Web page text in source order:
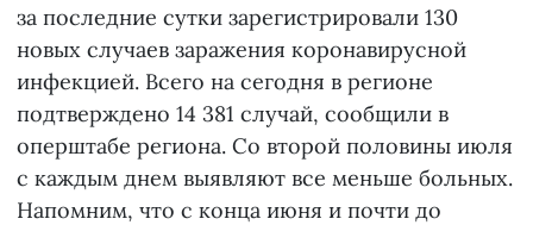
за последние сутки зарегистрировали 130
новых случаев заражения коронавирусной
инфекцией. Всего на сегодня в регионе
подтверждено 14 381 случай, сообщили в
оперштабе региона. Со второй половины июля
с каждым днем выявляют все меньше больных.
Напомним, что с конца июня и почти до